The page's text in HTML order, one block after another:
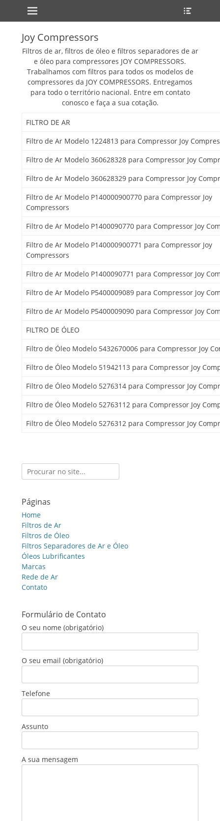
Primary Menu
Skip
to
Joy Compressors
Filtros de ar, filtros de óleo e filtros separadores de ar
e óleo para compressores JOY COMPRESSORS.
Trabalhamos com filtros para todos os modelos de
compressores da JOY COMPRESSORS. Entregamos
para todo o território nacional. Entre em contato
conosco e faça a sua cotação.
FILTRO DE AR
Filtro de Ar Modelo 1224813 para Compressor Joy
Filtro de Ar Modelo 360628328 para Compressor Joy
Filtro de Ar Modelo 360628329 para Compressor Joy
Filtro de Ar Modelo P140000900770 para Compressor Joy
Compressors
Filtro de Ar Modelo P1400090770 para Compressor Joy
Filtro de Ar Modelo P140000900771 para Compressor Joy
Compressors
Filtro de Ar Modelo P1400090771 para Compressor Joy
Filtro de Ar Modelo P5400009089 para Compressor Joy
Filtro de Ar Modelo P5400009090 para Compressor Joy
FILTRO DE ÓLEO
Filtro de Óleo Modelo 5432670006 para Compressor Joy
Filtro de Óleo Modelo 51942113 para Compressor Joy
Filtro de Óleo Modelo 5276314 para Compressor Joy
Filtro de Óleo Modelo 52763112 para Compressor Joy
Filtro de Óleo Modelo 5276312 para Compressor Joy
Search
for:
Páginas
Home
Filtros de Ar
Filtros de Óleo
Filtros Separadores de Ar e Óleo
Óleos Lubrificantes
Marcas
Rede de Ar
Contato
Formulário de Contato
O seu nome (obrigatório)
O seu email (obrigatório)
Telefone
Assunto
A sua mensagem